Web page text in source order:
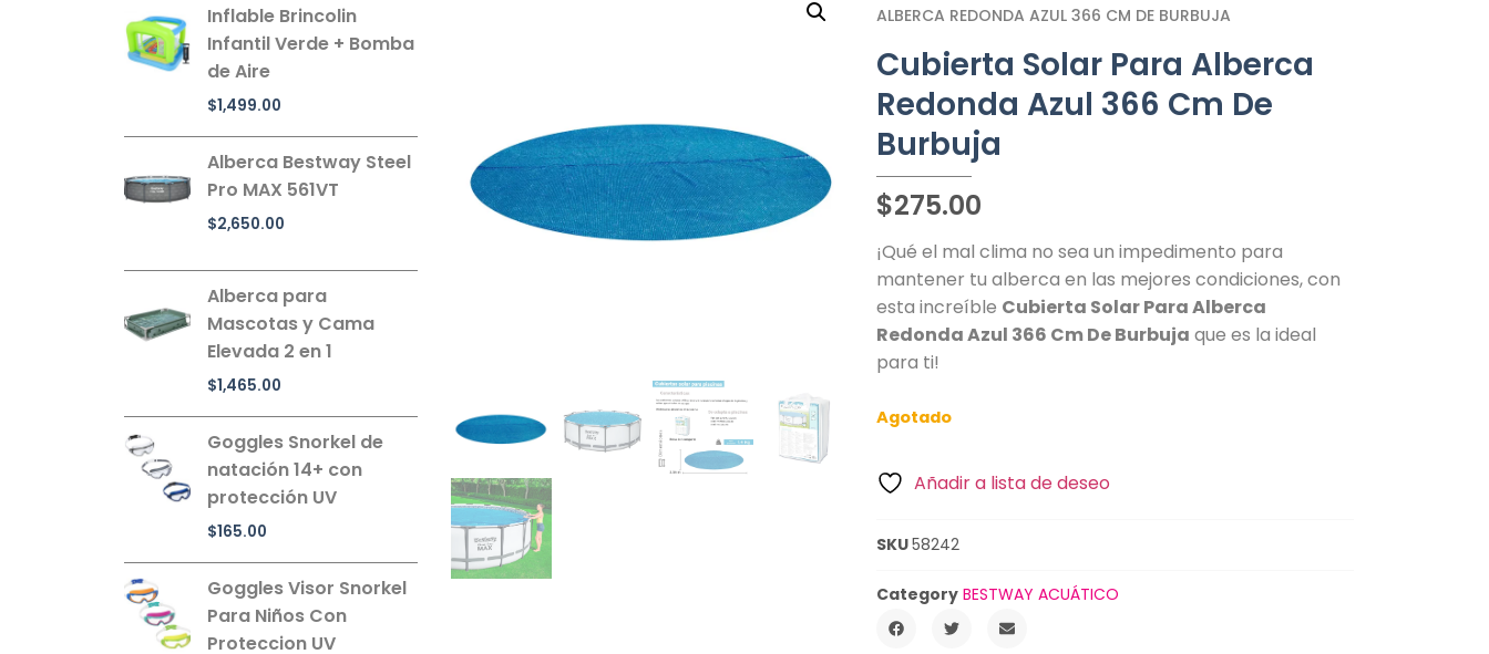
Inflable Brincolin
Infantil Verde + Bomba
de Aire
$1,499.00
Alberca Bestway Steel
Pro MAX 561VT
$2,650.00
Alberca para
Mascotas y Cama
Elevada 2 en 1
$1,465.00
Goggles Snorkel de
natación 14+ con
protección UV
$165.00
Goggles Visor Snorkel
Para Niños Con
Proteccion UV
ALBERCA REDONDA AZUL 366 CM DE BURBUJA
Cubierta Solar Para Alberca
Redonda Azul 366 Cm De
Burbuja
$275.00
¡Qué el mal clima no sea un impedimento para
mantener tu alberca en las mejores condiciones, con
esta increíble Cubierta Solar Para Alberca
Redonda Azul 366 Cm De Burbuja que es la ideal
para ti!
Agotado
Añadir a lista de deseo
SKU58242
Category BESTWAY ACUÁTICO